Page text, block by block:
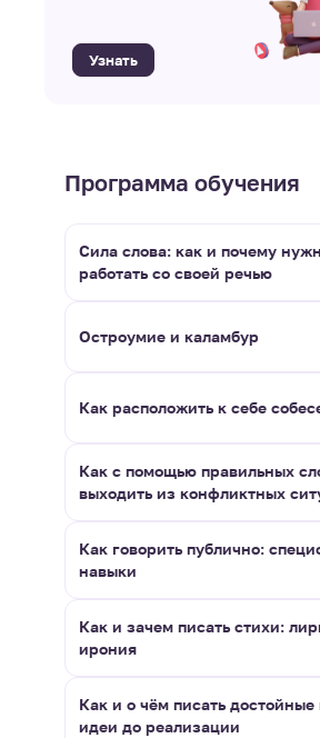
Узнать
Программа обучения
Сила слова: как и почему
работать со своей речью
Остроумие и каламбур
Как расположить к себе
Как с помощью правильных
выходить из конфликтных
Как говорить публично:
навыки
Как и зачем писать стихи:
ирония
Как и о чём писать достойные
идеи до реализации